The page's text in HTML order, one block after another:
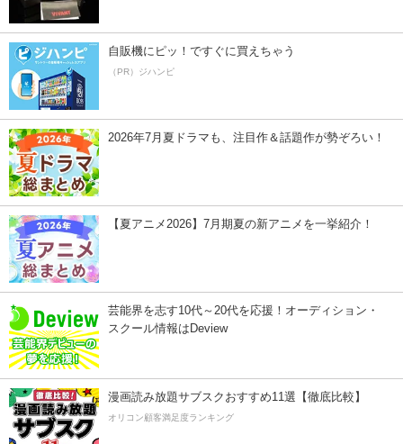
自販機にピッ！ですぐに買えちゃう
（PR）ジハンピ
2026年7月夏ドラマも、注目作＆話題作が勢ぞろい！
【夏アニメ2026】7月期夏の新アニメを一挙紹介！
芸能界を志す10代～20代を応援！オーディション・
スクール情報はDeview
漫画読み放題サブスクおすすめ11選【徹底比較】
オリコン顧客満足度ランキング